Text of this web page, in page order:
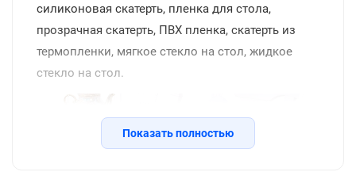
силиконовая скатерть, пленка для стола,
прозрачная скатерть, ПВХ пленка, скатерть из
термопленки, мягкое стекло на стол, жидкое
стекло на стол.
Показать полностью